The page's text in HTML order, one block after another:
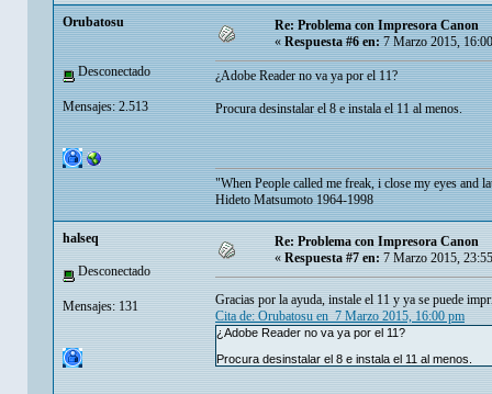
Orubatosu
Desconectado
Mensajes: 2.513
Re: Problema con Impresora Canon
«Respuesta #6 en:7 Marzo 2015,
¿Adobe Reader no va ya por el 11?
Procura desinstalar el 8 e instala el 11 al menos.
"When People called me freak, i close my eyes and
Hideto Matsumoto 1964-1998
halseq
Desconectado
Mensajes: 131
Re: Problema con Impresora Canon
« Respuesta #7 en: 7 Marzo 2015,
Gracias por la ayuda, instale el 11 y ya se puede
Cita de: Orubatosu en 7 Marzo 2015, 16:00 pm
¿Adobe Reader no va ya por el 11?
Procura desinstalar el 8 e instala el 11 al menos.